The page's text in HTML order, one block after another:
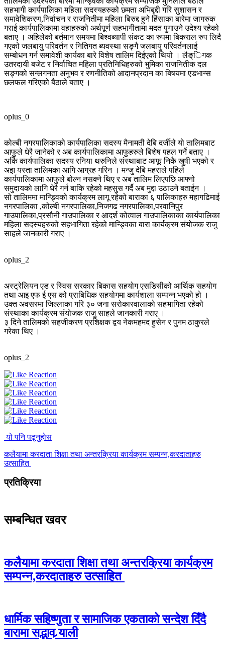
सहभागी कार्यपालिका महिला सदस्यहरुको छमता अभिबृद्दी गरि सुशासन र
समावेशिकरण,निर्वाचन र राजनितीमा महिला बिरुद्द हुने हिंसाका बारेमा जागरुक
गराई कार्यपालिकामा वहाहरुको अर्थपूर्ण सहभागीतामा मदत पुगाउने उदेश्य रहेको
बताए । अहिलेको बर्तमान समयमा बिश्वब्यापी संकट का रुपमा बिकराल रुप लिदै
गएको जलबायु परिवर्तन र नितिगत ब्यवस्था सङ्गै जलबायु परिवर्तनलाई
सम्बोधन गर्न समावेशी कार्यका बारे विशेष तालिम दिईएको थियो । लैङ्िगक
उतरदायी बजेट र निर्वाचित महिला प्रतिनिधिहरुको भुमिका राजनितीक दल
सङ्गको सन्लगनता अनुभव र रणनीतिको आदानप्रदान का बिषयमा एडभान्स
छलफल गरिएको बैठाले बताए ।
oplus_0
कोल्बी नगरपालिकाको कार्यपालिका सदस्य मैनामती देबि दर्जीले यो तालिमबाट
आफुले धेरै जानेको र अब कार्यपालिकामा आफुहरुले बिशेष पहल गर्ने बताए ।
अर्कि कार्यपालिका सदस्य रनिया थरुनिले संस्थाबाट आफू निकै खुषी भएको र
अझ यस्ता तालिमका आगि आग्रह गरिन । मन्जु देबि महराले पहिले
कार्यपालिकामा आफुले बोल्न नसक्ने थिए र अब तालिम लिएपछि आफ्नो
समुदायको लागि धेरै गर्न बाकि रहेको महसुस गर्दै अब मुद्दा उठाउने बताईन ।
सो तालिममा मान्ड्विको कार्यक्रम लागू रहेको बाराका ६ पालिकाहरु महागढिमाई
नगरपालिका ,कोल्बी नगरपालिका,निजगढ नगरपालिका,परवानिपुर
गाउपालिका,प्रसौनी गाउपालिका र आदर्श कोत्वाल गाउपालिकाका कार्यपालिका
महिला सदस्यहरुको सहभागिता रहेको मान्ड्विका बारा कार्यक्रम संयोजक राजु
साहले जानकारी गराए ।
oplus_2
अस्ट्रेलियन एड र स्विस सरकार बिकास सहयोग एसडिसीको आर्थिक सहयोग
तथा आइ एफ ई एस को प्राबिधिक सहयोगमा कार्यशाला सम्पन्न भएको हो ।
उक्त अवसरमा जिल्लाका गरि ३० जना सरोकारवालाको सहभागिता रहेको
संस्थाका कार्यक्रम संयोजक राजु साहले जानकारी गराए ।
३ दिने तालिमको सहजीकरण प्रशिक्षक द्वय नेकमहमद हुसेन र पुनम ठाकुरले
गरेका थिए ।
oplus_2
यो पनि पढ्नुहोस
कलैयामा करदाता शिक्षा तथा अन्तरक्रिया कार्यक्रम सम्पन्न,करदाताहरु
उत्साहित
प्रतिक्रिया
सम्बन्धित खवर
कलैयामा करदाता शिक्षा तथा अन्तरक्रिया कार्यक्रम
सम्पन्न,करदाताहरु उत्साहित
धार्मिक सहिष्णुता र सामाजिक एकताको सन्देश दिँदै
बारामा सद्भाव र्‍याली